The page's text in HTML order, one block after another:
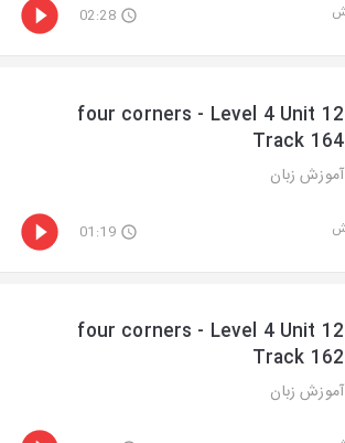
02:28
four corners - Level 4 Unit 12
Track 164
آموزش زبان
01:19
four corners - Level 4 Unit 12
Track 162
آموزش زبان